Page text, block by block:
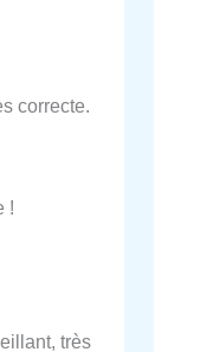
correcte.
!
très